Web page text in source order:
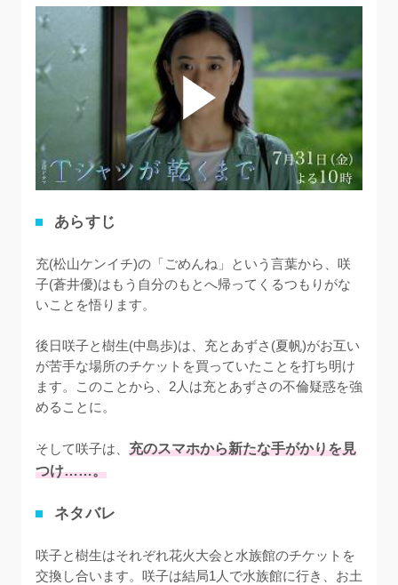
あらすじ
充(松山ケンイチ)の「ごめんね」という言葉から、咲
子(蒼井優)はもう自分のもとへ帰ってくるつもりがな
いことを悟ります。
後日咲子と樹生(中島歩)は、充とあずさ(夏帆)がお互い
が苦手な場所のチケットを買っていたことを打ち明け
ます。このことから、2人は充とあずさの不倫疑惑を強
めることに。
そして咲子は、 充のスマホから新たな手がかりを見
つけ……。
ネタバレ
咲子と樹生はそれぞれ花火大会と水族館のチケットを
交換し合います。咲子は結局1人で水族館に行き、お土